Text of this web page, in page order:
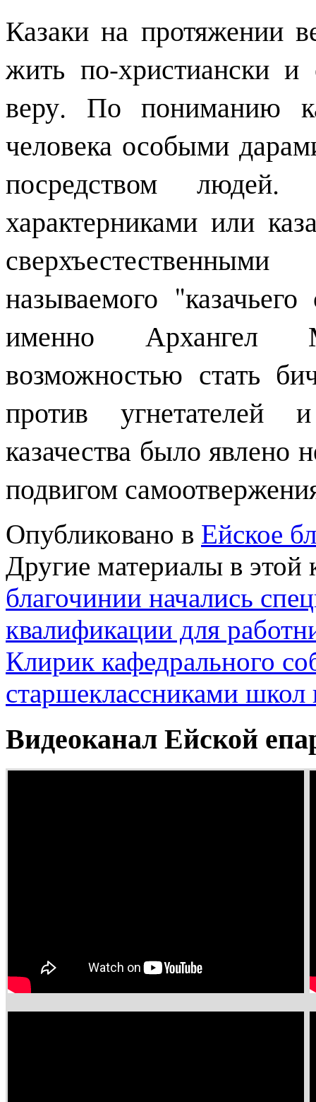
Казаки на протяжении
жить по-христиански
веру. По пониманию
человека особыми
посредством людей.
характерниками или
называемого
именно Архангел
возможностью стать
против
казачества было явлено
подвигом
Опубликовано в Ейское
Другие материалы в этой
благочинии начались
квалификации для
Клирик кафедрального
старшеклассниками школ
Видеоканал Ейской